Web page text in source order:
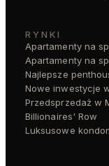
RYNKI
Apartamenty na
Apartamenty na
Najlepsze
Nowe inwestycje
Przedsprzedaż w
Billionaires' Row
Luksusowe